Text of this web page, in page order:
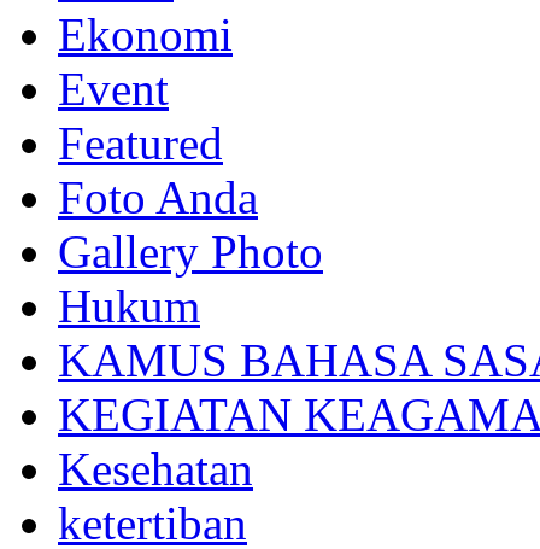
Ekonomi
Event
Featured
Foto Anda
Gallery Photo
Hukum
KAMUS BAHASA
KEGIATAN
Kesehatan
ketertiban